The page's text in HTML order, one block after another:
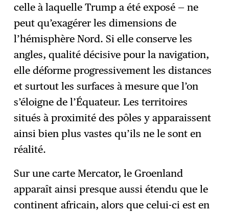
celle à laquelle Trump a été exposé — ne
peut qu’exagérer les dimensions de
l’hémisphère Nord. Si elle conserve les
angles, qualité décisive pour la navigation,
elle déforme progressivement les distances
et surtout les surfaces à mesure que l’on
s’éloigne de l’Équateur. Les territoires
situés à proximité des pôles y apparaissent
ainsi bien plus vastes qu’ils ne le sont en
réalité.
Sur une carte Mercator, le Groenland
apparaît ainsi presque aussi étendu que le
continent africain, alors que celui-ci est en